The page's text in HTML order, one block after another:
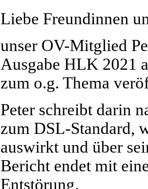
Liebe Freundinnen
unser OV-Mitglied
Ausgabe HLK 2021
zum o.g. Thema
Peter schreibt darin
zum DSL-Standard,
auswirkt und über
Bericht endet mit
Entstörung.